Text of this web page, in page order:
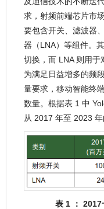
求，射频前端芯片市
要包含开关、滤波器
器（LNA）等组件。
切换，而 LNA 则用于
为满足日益增多的频
量要求，移动智能终
数量。根据表 1 中
从 2017 年至 2023
表 1 ：